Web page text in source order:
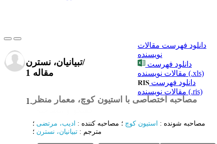
تبیانیان، نسترن/
1 مقاله
دانلود فهرست مقالات
نویسنده
مقالات نویسنده (.xls)
مقالات نویسنده (.ris)
1. مصاحبه اختصاصی با استیون کوچ، معمار منظر
مصاحبه شونده : استیون کوچ ؛ مصاحبه کننده : ادیب، مرتضی ؛
مترجم : تبیانیان، نسترن ؛